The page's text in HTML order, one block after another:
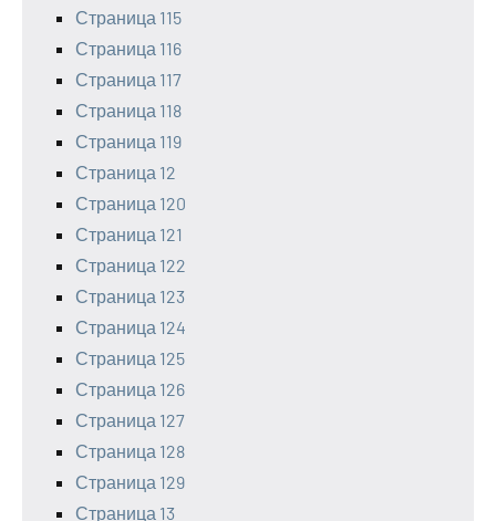
Страница 115
Страница 116
Страница 117
Страница 118
Страница 119
Страница 12
Страница 120
Страница 121
Страница 122
Страница 123
Страница 124
Страница 125
Страница 126
Страница 127
Страница 128
Страница 129
Страница 13